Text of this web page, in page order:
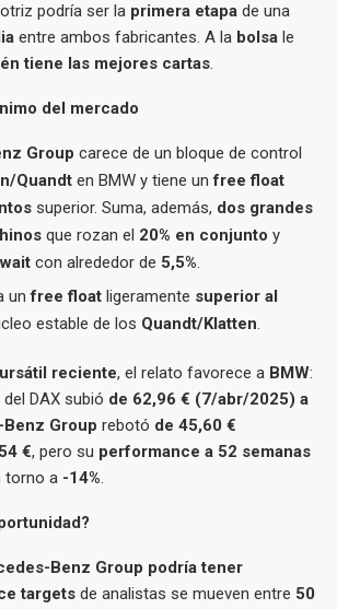
podría ser la primera etapa de una
entre ambos fabricantes. A la bolsa le
tiene las mejores cartas.
del mercado
Group carece de un bloque de control
Quandt en BMW y tiene unfree float
superior. Suma, además, dos grandes
que rozan el 20% en conjunto y
con alrededor de 5,5%.
unfree float ligeramente superior al
estable de los Quandt/Klatten.
reciente, el relato favorece a BMW:
DAX subió de 62,96 € (7/abr/2025) a
Group rebotó de 45,60 €
€, pero su performance a 52 semanas
torno a -14%.
Benz Group podría tener
targets de analistas se mueven entre 50